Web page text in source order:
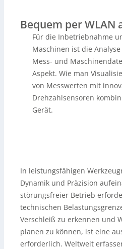
Bequem per WLAN
Für die Inbetriebnahme
Maschinen ist die
Mess- und
Aspekt. Wie man
von Messwerten mit
Drehzahlsensoren
Gerät.
In leistungsfähigen
Dynamik und Präzision
störungsfreier Betrieb
technischen
Verschleiß zu erkennen und
planen zu können, ist eine
erforderlich. Weltweit